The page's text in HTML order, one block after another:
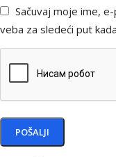
Sačuvaj moje ime,
veba za sledeći put